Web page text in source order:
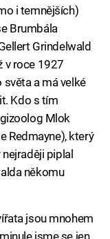
i temnějších)
Brumbála
Grindelwald
v roce 1927
a má velké
Kdo s tím
Mlok
Redmayne), který
piplal
někomu
jsou mnohem
jsme se jen